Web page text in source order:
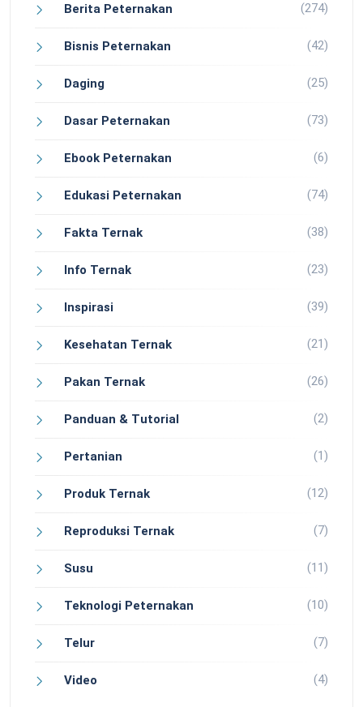
Berita Peternakan (274)
Bisnis Peternakan (42)
Daging (25)
Dasar Peternakan (73)
Ebook Peternakan (6)
Edukasi Peternakan (74)
Fakta Ternak (38)
Info Ternak (23)
Inspirasi (39)
Kesehatan Ternak (21)
Pakan Ternak (26)
Panduan & Tutorial (2)
Pertanian (1)
Produk Ternak (12)
Reproduksi Ternak (7)
Susu (11)
Teknologi Peternakan (10)
Telur (7)
Video (4)